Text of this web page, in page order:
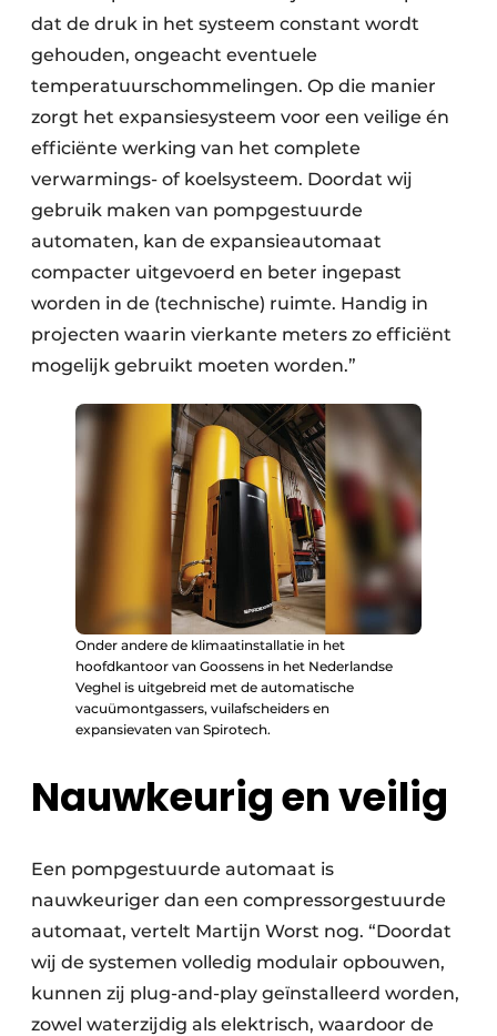
dat de druk in het systeem constant wordt
gehouden, ongeacht eventuele
temperatuurschommelingen. Op die manier
zorgt het expansiesysteem voor een veilige én
efficiënte werking van het complete
verwarmings- of koelsysteem. Doordat wij
gebruik maken van pompgestuurde
automaten, kan de expansie­automaat
compacter uitgevoerd en beter ingepast
worden in de (technische) ruimte. Handig in
projecten waarin vierkante meters zo efficiënt
mogelijk gebruikt moeten worden.”
Onder andere de klimaatinstallatie in het
hoofdkantoor van Goossens in het Nederlandse
Veghel is uitgebreid met de automatische
vacuümontgassers, vuilafscheiders en
expansievaten van Spirotech.
Nauwkeurig en veilig
Een pompgestuurde automaat is
nauwkeuriger dan een compressorgestuurde
automaat, vertelt Martijn Worst nog. “Doordat
wij de systemen volledig modulair opbouwen,
kunnen zij plug-and-play geïnstalleerd worden,
zowel waterzijdig als elektrisch, waardoor de